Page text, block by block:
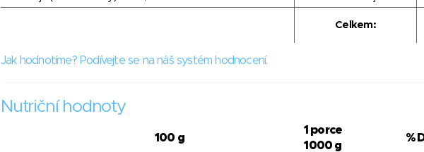
Celkem:
Jak hodnotíme? Podívejte se na náš systém hodnocení.
Nutriční hodnoty
100 g
1 porce
1000 g
%